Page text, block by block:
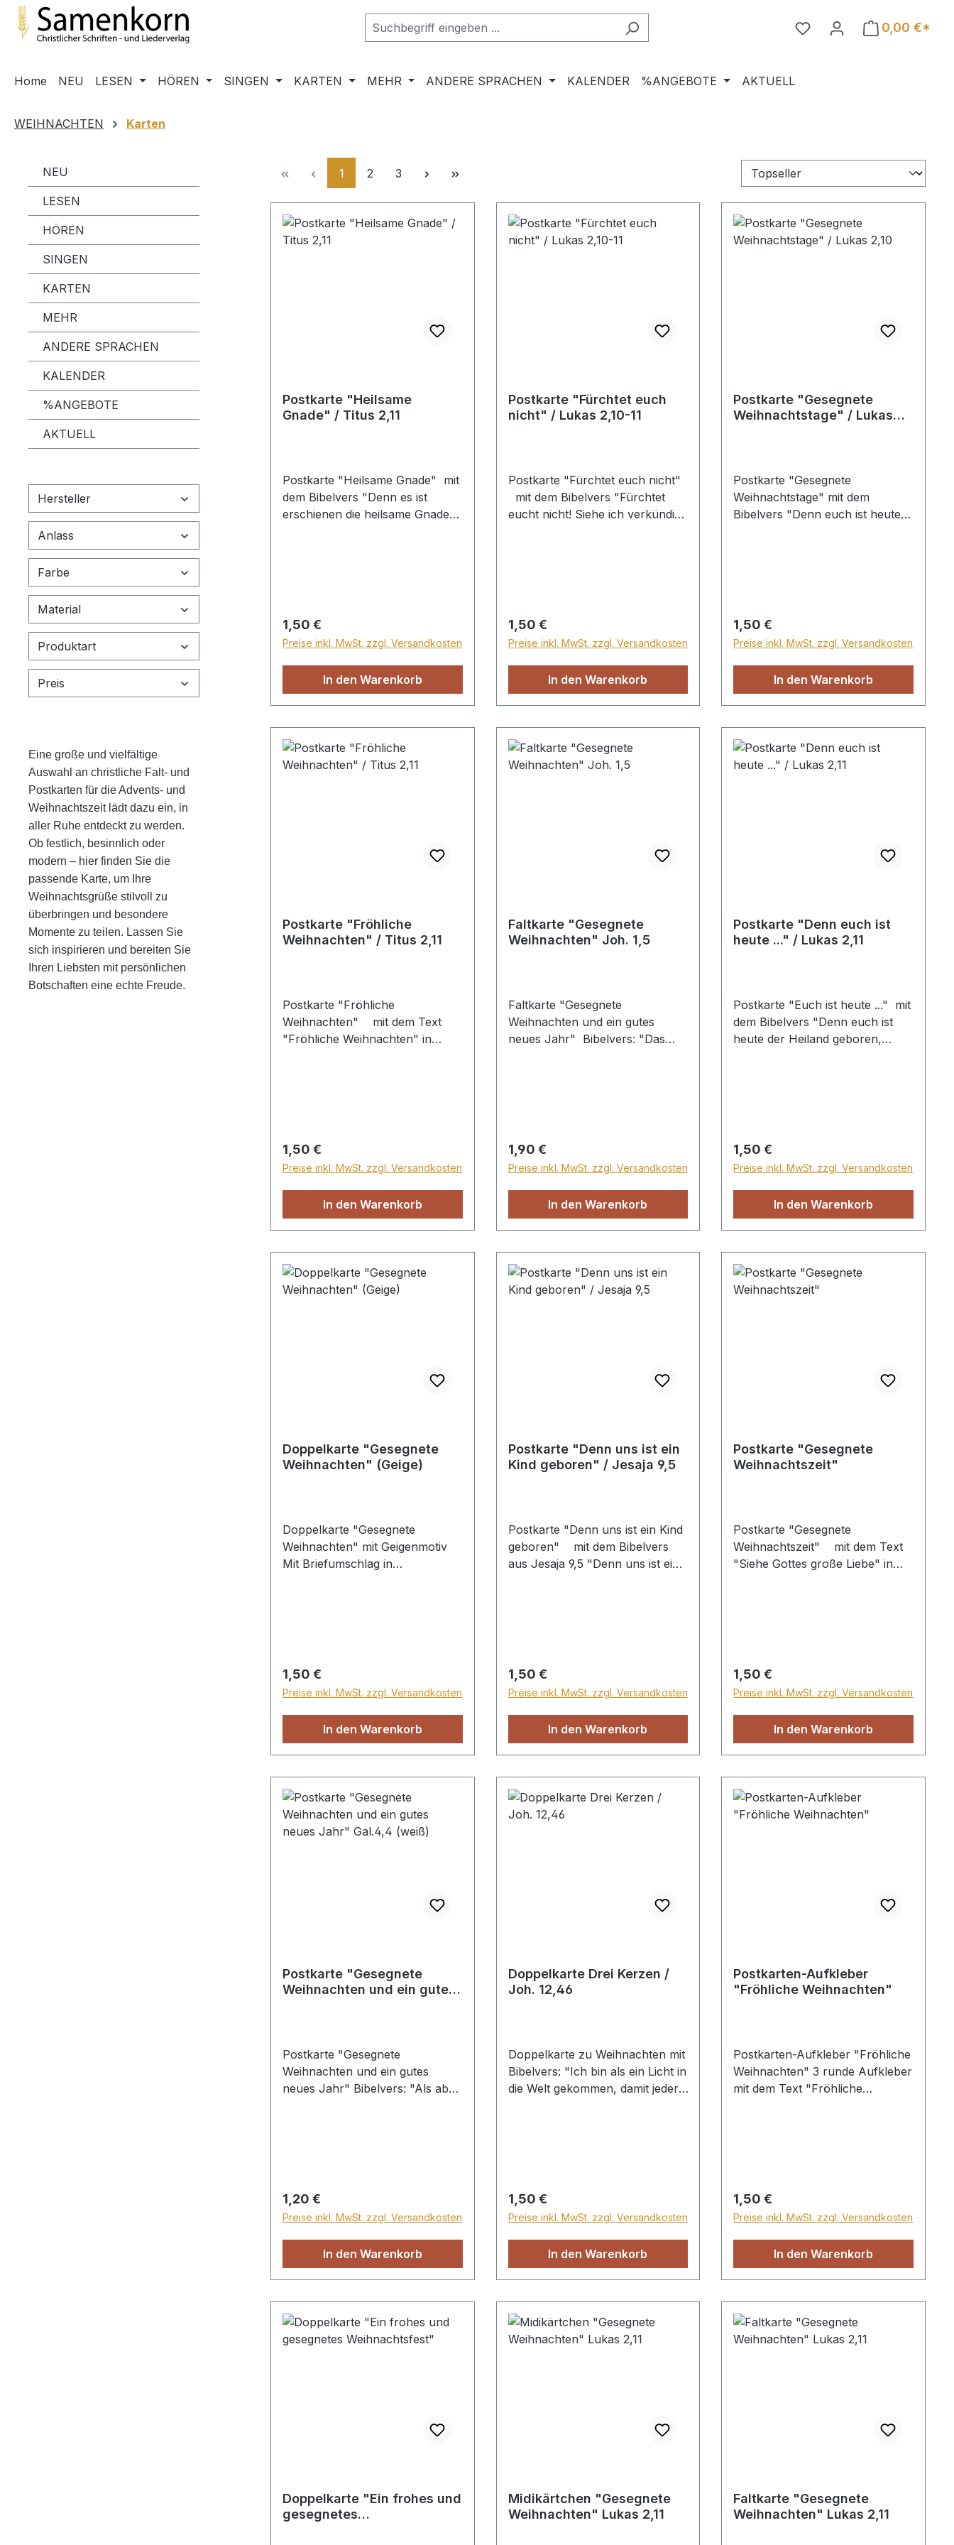
Hauptinhalt springen
Zur Suche springen
Zur Hauptnavigation springen
0,00 €*
Home NEU LESEN HÖREN SINGEN KARTEN MEHR ANDERE SPRACHEN KALENDER %ANGEBOTE AKTUELL
WEIHNACHTEN Karten
NEU
LESEN
HÖREN
SINGEN
KARTEN
MEHR
ANDERE SPRACHEN
KALENDER
%ANGEBOTE
AKTUELL
Hersteller
Anlass
Farbe
Material
Produktart
Preis
Eine große und vielfältige
Auswahl an christliche Falt- und
Postkarten für die Advents- und
Weihnachtszeit lädt dazu ein, in
aller Ruhe entdeckt zu werden.
Ob festlich, besinnlich oder
modern – hier finden Sie die
passende Karte, um Ihre
Weihnachtsgrüße stilvoll zu
überbringen und besondere
Momente zu teilen. Lassen Sie
sich inspirieren und bereiten Sie
Ihren Liebsten mit persönlichen
Botschaften eine echte Freude.
Seite
1 Seite
2 Seite
3
Postkarte "Heilsame
Gnade" / Titus 2,11
Postkarte "Heilsame Gnade" mit
dem Bibelvers "Denn es ist
erschienen die heilsame Gnade
Regulärer Preis:
1,50 €
Preise inkl. MwSt. zzgl. Versandkosten
In den Warenkorb
Postkarte "Fürchtet euch
nicht" / Lukas 2,10-11
Postkarte "Fürchtet euch nicht"
mit dem Bibelvers "Fürchtet
eucht nicht! Siehe ich verkündige
Regulärer Preis:
1,50 €
Preise inkl. MwSt. zzgl. Versandkosten
In den Warenkorb
Postkarte "Gesegnete
Weihnachtstage" / Lukas
Postkarte "Gesegnete
Weihnachtstage" mit dem
Bibelvers "Denn euch ist heute
Regulärer Preis:
1,50 €
Preise inkl. MwSt. zzgl. Versandkosten
In den Warenkorb
Postkarte "Fröhliche
Weihnachten" / Titus 2,11
Postkarte "Fröhliche
Weihnachten" mit dem Text
"Fröhliche Weihnachten" in
Regulärer Preis:
1,50 €
Preise inkl. MwSt. zzgl. Versandkosten
In den Warenkorb
Faltkarte "Gesegnete
Weihnachten" Joh. 1,5
Faltkarte "Gesegnete
Weihnachten und ein gutes
neues Jahr" Bibelvers: "Das
Regulärer Preis:
1,90 €
Preise inkl. MwSt. zzgl. Versandkosten
In den Warenkorb
Postkarte "Denn euch ist
heute ..." / Lukas 2,11
Postkarte "Euch ist heute ..." mit
dem Bibelvers "Denn euch ist
heute der Heiland geboren,
Regulärer Preis:
1,50 €
Preise inkl. MwSt. zzgl. Versandkosten
In den Warenkorb
Doppelkarte "Gesegnete
Weihnachten" (Geige)
Doppelkarte "Gesegnete
Weihnachten" mit Geigenmotiv
Mit Briefumschlag in
Regulärer Preis:
1,50 €
Preise inkl. MwSt. zzgl. Versandkosten
In den Warenkorb
Postkarte "Denn uns ist ein
Kind geboren" / Jesaja 9,5
Postkarte "Denn uns ist ein Kind
geboren" mit dem Bibelvers
aus Jesaja 9,5 "Denn uns ist ein
Regulärer Preis:
1,50 €
Preise inkl. MwSt. zzgl. Versandkosten
In den Warenkorb
Postkarte "Gesegnete
Weihnachtszeit"
Postkarte "Gesegnete
Weihnachtszeit" mit dem Text
"Siehe Gottes große Liebe" in
Regulärer Preis:
1,50 €
Preise inkl. MwSt. zzgl. Versandkosten
In den Warenkorb
Postkarte "Gesegnete
Weihnachten und ein gutes
Postkarte "Gesegnete
Weihnachten und ein gutes
neues Jahr" Bibelvers: "Als aber
Regulärer Preis:
1,20 €
Preise inkl. MwSt. zzgl. Versandkosten
In den Warenkorb
Doppelkarte Drei Kerzen /
Joh. 12,46
Doppelkarte zu Weihnachten mit
Bibelvers: "Ich bin als ein Licht in
die Welt gekommen, damit jeder,
Regulärer Preis:
1,50 €
Preise inkl. MwSt. zzgl. Versandkosten
In den Warenkorb
Postkarten-Aufkleber
"Fröhliche Weihnachten"
Postkarten-Aufkleber "Fröhliche
Weihnachten" 3 runde Aufkleber
mit dem Text "Fröhliche
Regulärer Preis:
1,50 €
Preise inkl. MwSt. zzgl. Versandkosten
In den Warenkorb
Doppelkarte "Ein frohes und
gesegnetes
Midikärtchen "Gesegnete
Weihnachten" Lukas 2,11
Faltkarte "Gesegnete
Weihnachten" Lukas 2,11